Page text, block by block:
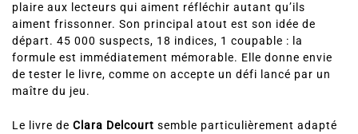
plaire aux lecteurs qui aiment réfléchir autant qu’ils
aiment frissonner. Son principal atout est son idée de
départ. 45 000 suspects, 18 indices, 1 coupable : la
formule est immédiatement mémorable. Elle donne envie
de tester le livre, comme on accepte un défi lancé par un
maître du jeu.
Le livre de Clara Delcourt semble particulièrement adapté